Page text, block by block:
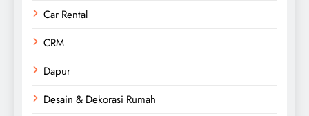
Car Rental
CRM
Dapur
Desain & Dekorasi Rumah